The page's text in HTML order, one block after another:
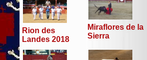
Rion des
Landes 2018
Miraflores de la
Sierra